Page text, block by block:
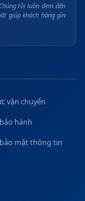
tôi luôn đem đến
giúp khách hàng gìn
vận chuyển
hành
mật thông tin